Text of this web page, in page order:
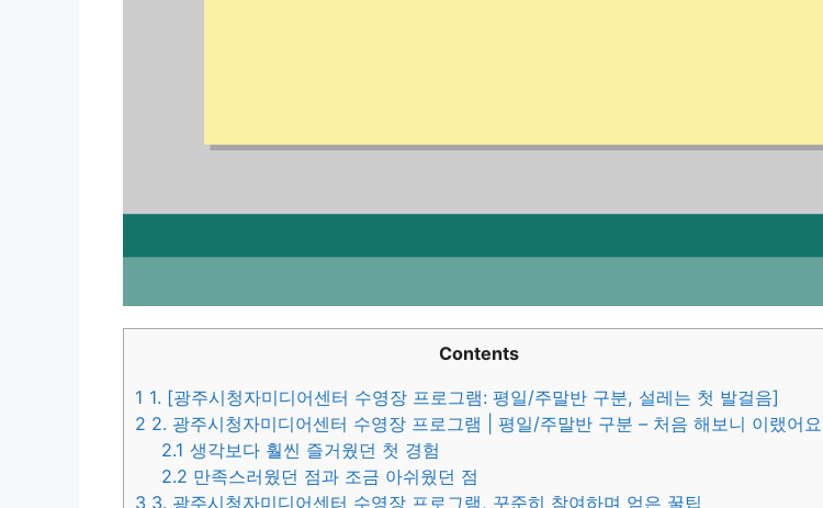
Contents
1 1. [광주시청자미디어센터 수영장 프로그램: 평일/주말반 구분, 설레는 첫 발걸음]
2 2. 광주시청자미디어센터 수영장 프로그램 | 평일/주말반 구분 – 처음 해보니 이랬어요
2.1 생각보다 훨씬 즐거웠던 첫 경험
2.2 만족스러웠던 점과 조금 아쉬웠던 점
3 3. 광주시청자미디어센터 수영장 프로그램, 꾸준히 참여하며 얻은 꿀팁